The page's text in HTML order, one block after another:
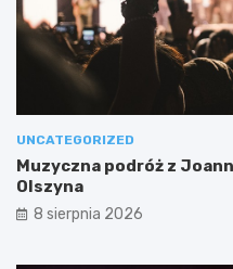
UNCATEGORIZED
Muzyczna podróż z
Olszyna
8 sierpnia 2026